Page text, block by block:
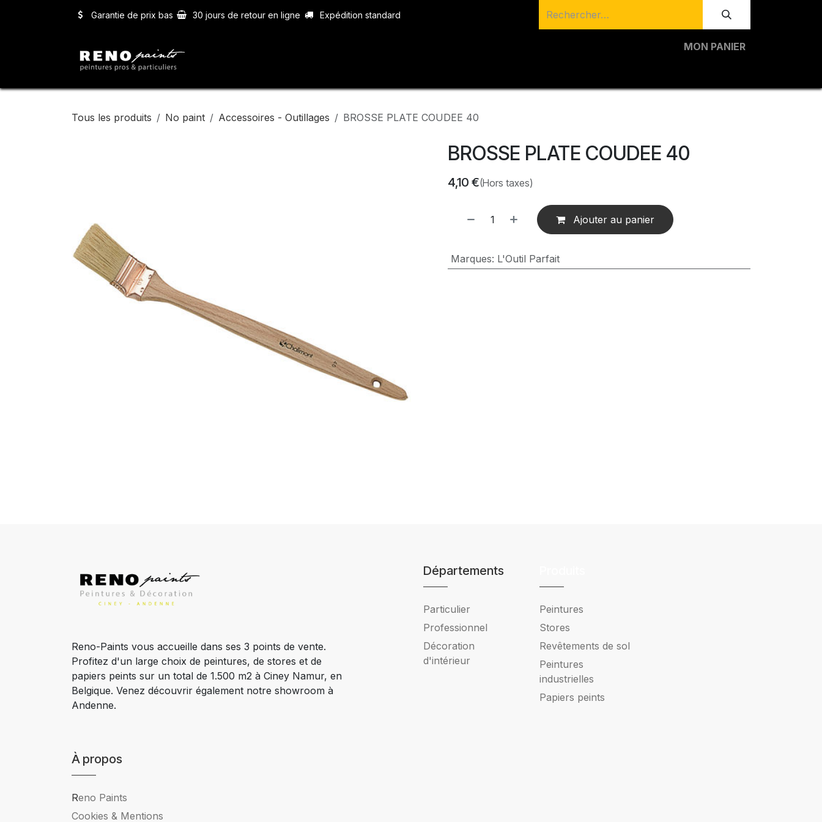
Garantie de prix bas 30 jours de retour en ligne Expédition standard
MON PANIER
Tous les produits No paint Accessoires - Outillages BROSSE PLATE COUDEE 40
BROSSE PLATE COUDEE 40
4,10 €(Hors taxes)
Ajouter au panier
Marques: L'Outil Parfait
Reno-Paints vous accueille dans ses 3 points de vente.
Profitez d'un large choix de peintures, de stores et de
papiers peints sur un total de 1.500 m2 à Ciney Namur, en
Belgique. Venez découvrir également notre showroom à
Andenne.
Départements
Particulier
Professionnel
Décoration
d'intérieur
Peintures
Stores
Revêtements de sol
Peintures
industrielles
Papiers peints
À propos
Reno Paints
Cookies & Mentions